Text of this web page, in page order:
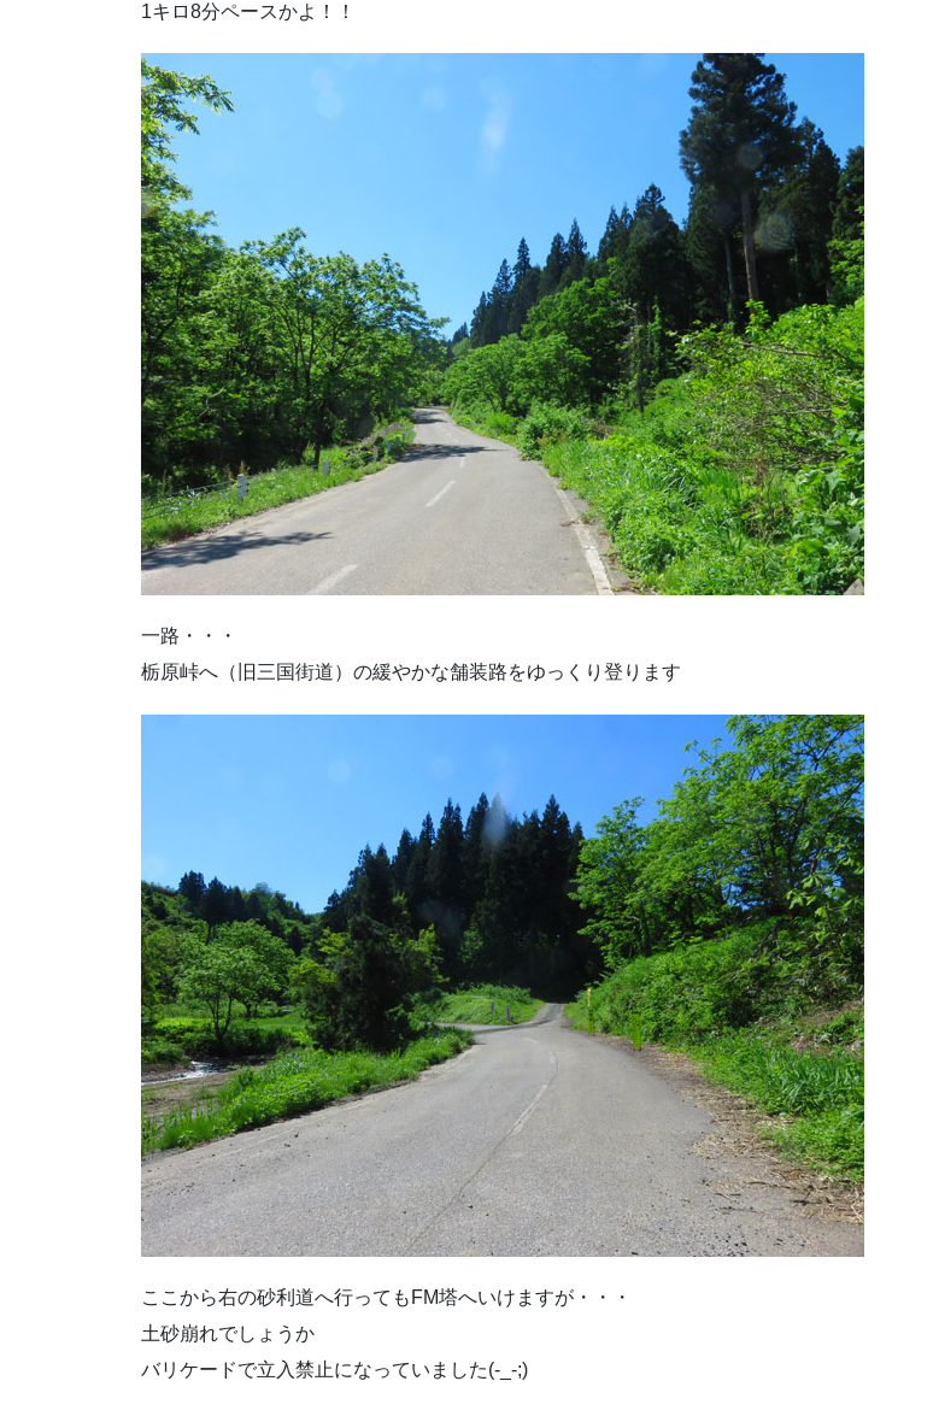
1キロ8分ペースかよ！！
一路・・・
栃原峠へ（旧三国街道）の緩やかな舗装路をゆっくり登ります
ここから右の砂利道へ行ってもFM塔へいけますが・・・
土砂崩れでしょうか
バリケードで立入禁止になっていました(-_-;)